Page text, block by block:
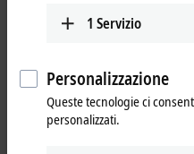
1 Servizio
Personalizzazione
Queste tecnologie ci
personalizzati.